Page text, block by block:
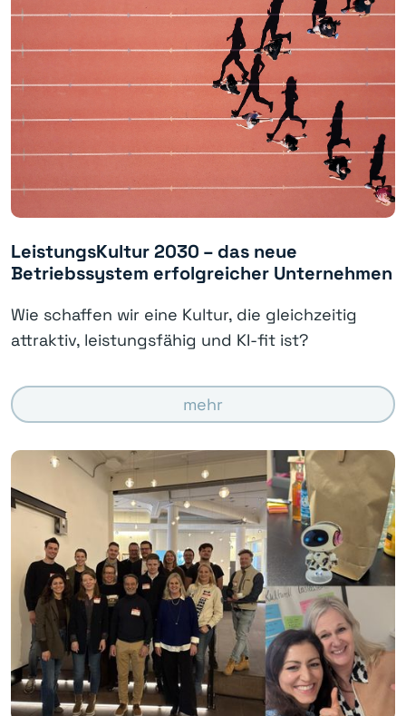
LeistungsKultur 2030 – das neue
Betriebssystem erfolgreicher Unternehmen
Wie schaffen wir eine Kultur, die gleichzeitig
attraktiv, leistungsfähig und KI-fit ist?
mehr